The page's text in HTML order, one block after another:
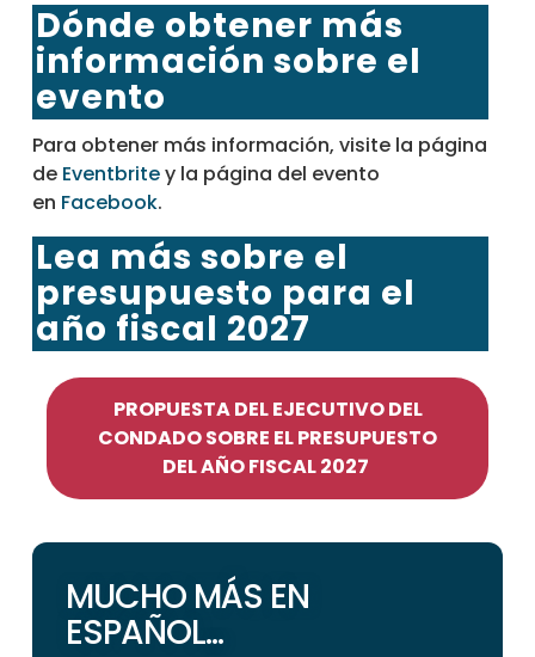
Dónde obtener más
información sobre el
evento
Para obtener más información, visite la página
de Eventbritey la página del evento
en Facebook.
Lea más sobre el
presupuesto para el
año fiscal 2027
PROPUESTA DEL EJECUTIVO DEL
CONDADO SOBRE EL PRESUPUESTO
DEL AÑO FISCAL 2027
MUCHO MÁS EN
ESPAÑOL...